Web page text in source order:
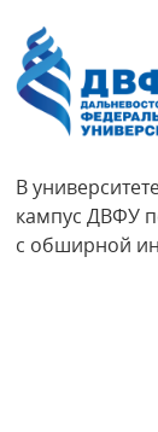
В
кампус ДВФУ
с обширной